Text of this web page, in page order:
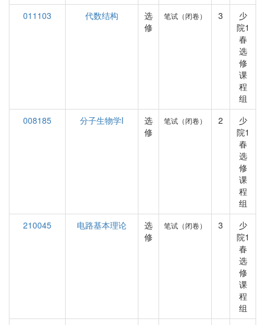
011103
代数结构
选
修
笔试（闭卷） 3
少
院1
春
选
修
课
程
组
008185
分子生物学I
选
修
笔试（闭卷） 2
少
院1
春
选
修
课
程
组
210045
电路基本理论
选
修
笔试（闭卷） 3
少
院1
春
选
修
课
程
组